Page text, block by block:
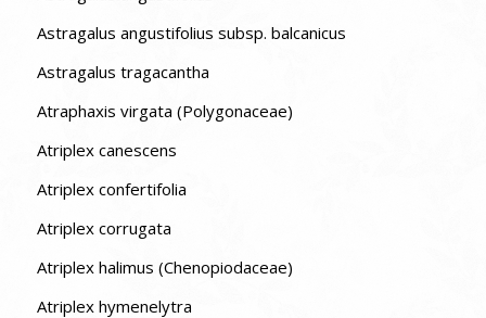
Astragalus angustifolius subsp. balcanicus
Astragalus tragacantha
Atraphaxis virgata (Polygonaceae)
Atriplex canescens
Atriplex confertifolia
Atriplex corrugata
Atriplex halimus (Chenopiodaceae)
Atriplex hymenelytra